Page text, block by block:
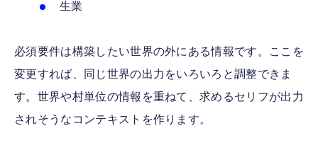
生業
必須要件は構築したい世界の外にある情報です。ここを
変更すれば、同じ世界の出力をいろいろと調整できま
す。世界や村単位の情報を重ねて、求めるセリフが出力
されそうなコンテキストを作ります。